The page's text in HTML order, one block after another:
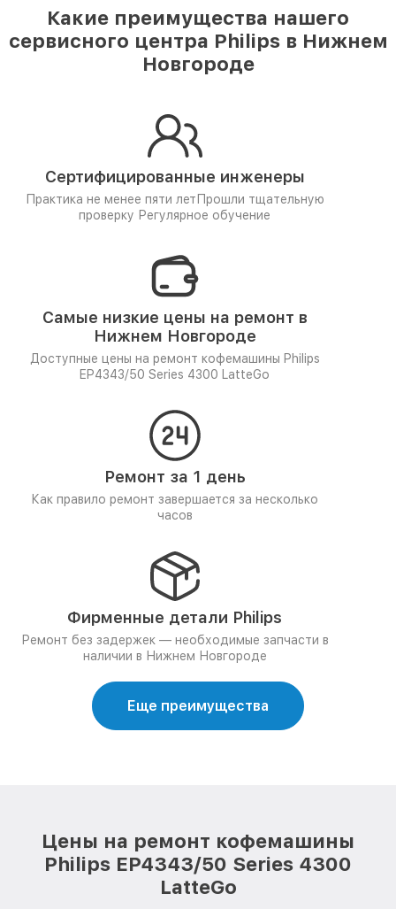
Какие преимущества нашего
сервисного центра Philips в Нижнем
Новгороде
Сертифицированные инженеры
Практика не менее пяти лет Прошли тщательную
проверку Регулярное обучение
Самые низкие цены на ремонт в
Нижнем Новгороде
Доступные цены на ремонт кофемашины Philips
EP4343/50 Series 4300 LatteGo
Ремонт за 1 день
Как правило ремонт завершается за несколько
часов
Фирменные детали Philips
Ремонт без задержек — необходимые запчасти в
наличии в Нижнем Новгороде
Еще преимущества
Цены на ремонт кофемашины
Philips EP4343/50 Series 4300
LatteGo